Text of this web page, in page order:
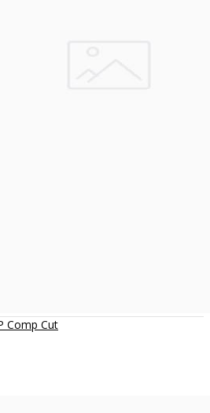
Comp Cut